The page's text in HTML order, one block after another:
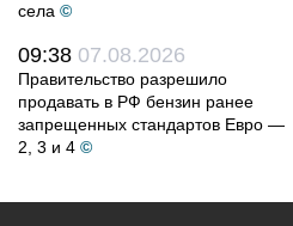
села ©
09:38 07.08.2026
Правительство разрешило
продавать в РФ бензин ранее
запрещенных стандартов Евро —
2, 3 и 4 ©